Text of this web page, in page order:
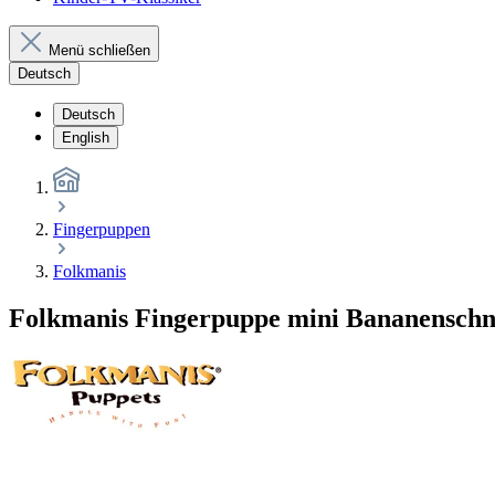
Menü schließen
Deutsch
Deutsch
English
Fingerpuppen
Folkmanis
Folkmanis Fingerpuppe mini